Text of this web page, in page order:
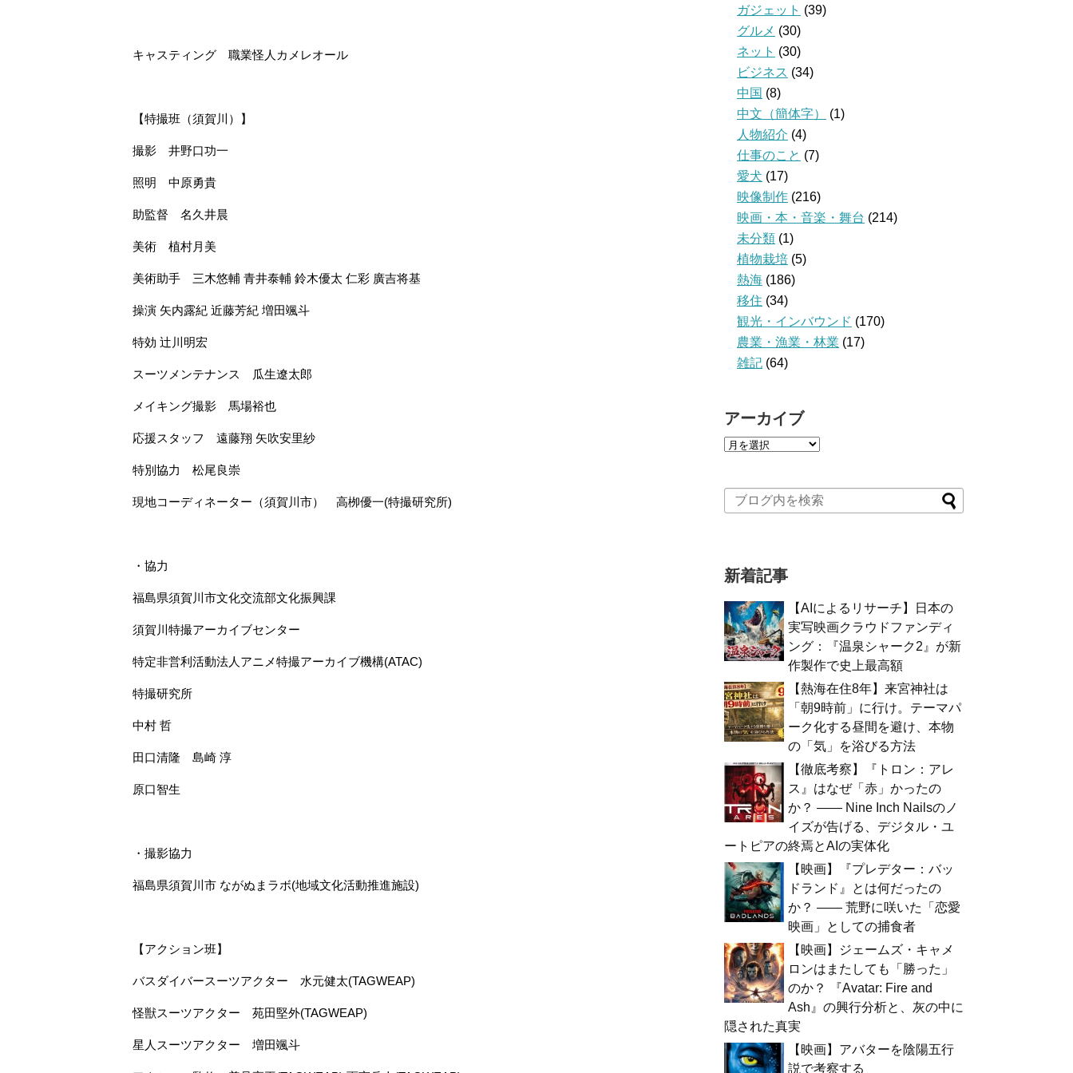
キャスティング 職業怪人カメレオール
【特撮班（須賀川）】
撮影 井野口功一
照明 中原勇貴
助監督 名久井晨
美術 植村月美
美術助手 三木悠輔 青井泰輔 鈴木優太 仁彩 廣吉将基
操演 矢内露紀 近藤芳紀 増田颯斗
特効 辻川明宏
スーツメンテナンス 瓜生遼太郎
メイキング撮影 馬場裕也
応援スタッフ 遠藤翔 矢吹安里紗
特別協力 松尾良崇
現地コーディネーター（須賀川市） 高栁優一(特撮研究所)
・協力
福島県須賀川市文化交流部文化振興課
須賀川特撮アーカイブセンター
特定非営利活動法人アニメ特撮アーカイブ機構(ATAC)
特撮研究所
中村 哲
田口清隆 島崎 淳
原口智生
・撮影協力
福島県須賀川市 ながぬまラボ(地域文化活動推進施設)
【アクション班】
バスダイバースーツアクター 水元健太(TAGWEAP)
怪獣スーツアクター 苑田堅外(TAGWEAP)
星人スーツアクター 増田颯斗
ガジェット (39)
グルメ (30)
ネット (30)
ビジネス (34)
中国 (8)
中文（簡体字）
(1)
人物紹介 (4)
仕事のこと (7)
愛犬 (17)
映像制作 (216)
映画・本・音楽・舞台 (214)
未分類 (1)
植物栽培 (5)
熱海 (186)
移住 (34)
観光・インバウンド (170)
農業・漁業・林業 (17)
雑記 (64)
アーカイブ
新着記事
【AIによるリサーチ】日本の
実写映画クラウドファンディ
ング：『温泉シャーク2』が新
作製作で史上最高額
【熱海在住8年】来宮神社は
「朝9時前」に行け。テーマパ
ーク化する昼間を避け、本物
の「気」を浴びる方法
【徹底考察】『トロン：アレ
ス』はなぜ「赤」かったの
か？ —— Nine Inch Nailsのノ
イズが告げる、デジタル・ユ
ートピアの終焉とAIの実体化
【映画】『プレデター：バッ
ドランド』とは何だったの
か？ —— 荒野に咲いた「恋愛
映画」としての捕食者
【映画】ジェームズ・キャメ
ロンはまたしても「勝った」
のか？ 『Avatar: Fire and
Ash』の興行分析と、灰の中に
隠された真実
【映画】アバターを陰陽五行
説で考察する